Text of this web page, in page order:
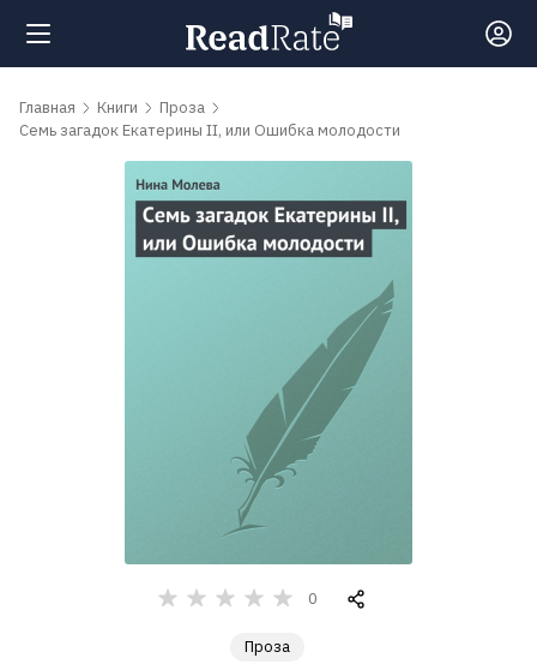
Поиск
Главная Книги
Проза
Семь загадок Екатерины II, или Ошибка молодости
0
Проза